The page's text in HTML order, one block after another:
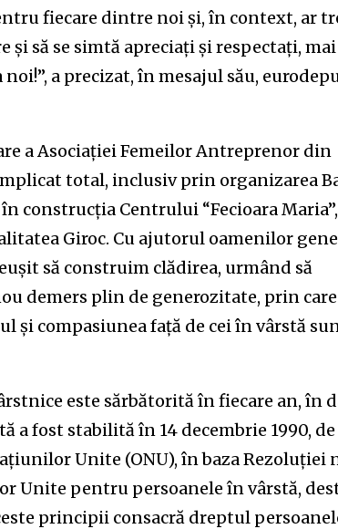
fiecare dintre noi și, în context, ar
și să se simtă apreciați și respectați,
a precizat, în mesajul său,
a Asociației Femeilor Antreprenor din
total, inclusiv prin organizarea
construcția Centrului “Fecioara Maria”,
Giroc. Cu ajutorul oamenilor
să construim clădirea, urmând să
demers plin de generozitate, prin
și compasiunea față de cei în vârstă
este sărbătorită în fiecare an, în
a fost stabilită în 14 decembrie 1990, de
Unite (ONU), în baza Rezoluției
Unite pentru persoanele în vârstă,
principii consacră dreptul